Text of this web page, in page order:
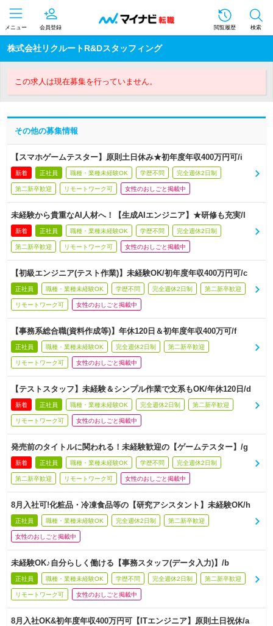
メニュー 会員登録 閲覧履歴 検索
株式会社リクルートR&Dスタッフィング
この求人は現在募集を行っていません。
その他の募集情報
【スマホゲームテスター】原則土日休み★初年度年収400万円可/i
新着 正社員 職種・業種未経験OK 学歴不問 完全週休2日制
第二新卒歓迎 リモートワーク可 女性のおしごと掲載中
未経験から貴重なAI人材へ！【生成AIエンジニア】★研修も充実/l
新着 正社員 職種・業種未経験OK 学歴不問 完全週休2日制
第二新卒歓迎 リモートワーク可 女性のおしごと掲載中
【初級エンジニア(テスト作業)】未経験OK/初年度年収400万円可/c
正社員 職種・業種未経験OK 学歴不問 完全週休2日制 第二新卒歓迎
リモートワーク可 女性のおしごと掲載中
【事務系総合職(資料作成等)】年休120日＆初年度年収400万可/f
正社員 職種・業種未経験OK 完全週休2日制 第二新卒歓迎
リモートワーク可 女性のおしごと掲載中
【テストスタッフ】未経験＆シンプル作業で文系もOK/年休120日/d
新着 正社員 職種・業種未経験OK 完全週休2日制 第二新卒歓迎
リモートワーク可 女性のおしごと掲載中
発売前のタイトルに関われる！未経験歓迎の【ゲームテスター】/g
新着 正社員 職種・業種未経験OK 学歴不問 完全週休2日制
第二新卒歓迎 リモートワーク可 女性のおしごと掲載中
8月入社可!化粧品・冷凍食品等の【研究アシスタント】未経験OK/h
正社員 職種・業種未経験OK 完全週休2日制 第二新卒歓迎
女性のおしごと掲載中
未経験OK♪自分らしく働ける【事務スタッフ(データ入力)】/b
正社員 職種・業種未経験OK 学歴不問 完全週休2日制 第二新卒歓迎
リモートワーク可 女性のおしごと掲載中
8月入社OK&初年度年収400万円可【ITエンジニア】原則土日祝休/a